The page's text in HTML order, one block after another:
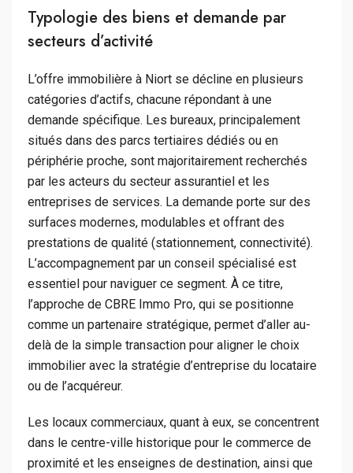
Typologie des biens et demande par
secteurs d’activité
L’offre immobilière à Niort se décline en plusieurs
catégories d’actifs, chacune répondant à une
demande spécifique. Les bureaux, principalement
situés dans des parcs tertiaires dédiés ou en
périphérie proche, sont majoritairement recherchés
par les acteurs du secteur assurantiel et les
entreprises de services. La demande porte sur des
surfaces modernes, modulables et offrant des
prestations de qualité (stationnement, connectivité).
L’accompagnement par un conseil spécialisé est
essentiel pour naviguer ce segment. À ce titre,
l’approche de CBRE Immo Pro, qui se positionne
comme un partenaire stratégique, permet d’aller au-
delà de la simple transaction pour aligner le choix
immobilier avec la stratégie d’entreprise du locataire
ou de l’acquéreur.
Les locaux commerciaux, quant à eux, se concentrent
dans le centre-ville historique pour le commerce de
proximité et les enseignes de destination, ainsi que